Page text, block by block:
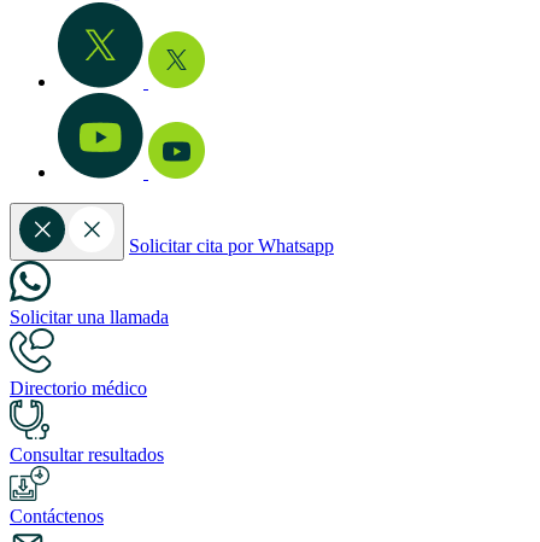
Solicitar cita por Whatsapp
Solicitar una llamada
Directorio médico
Consultar resultados
Contáctenos